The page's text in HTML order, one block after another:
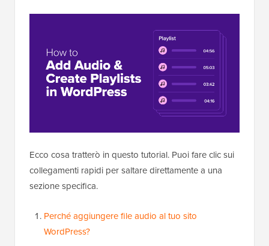
Ecco cosa tratterò in questo tutorial. Puoi fare clic sui
collegamenti rapidi per saltare direttamente a una
sezione specifica.
Perché aggiungere file audio al tuo sito
WordPress?